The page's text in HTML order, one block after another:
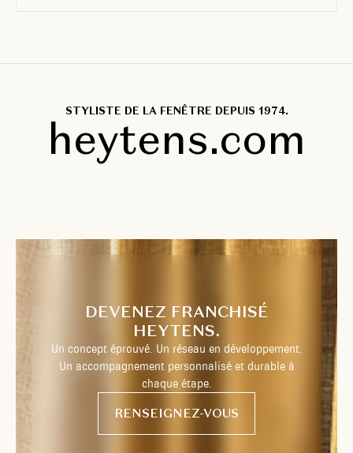
STYLISTE DE LA FENÊTRE DEPUIS 1974.
heytens.com
DEVENEZ FRANCHISÉ
HEYTENS.
Un concept éprouvé. Un réseau en développement.
Un accompagnement personnalisé et durable à
chaque étape.
RENSEIGNEZ-VOUS